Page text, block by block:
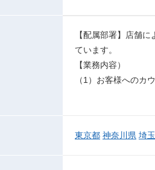
【配属部署】店舗
ています。
【業務内容）
（1）お客様へのカ
東京都 神奈川県 埼